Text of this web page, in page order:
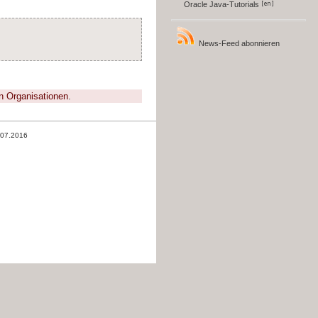
Organisationen.
Oracle Java-Tutorials
News-Feed abonnieren